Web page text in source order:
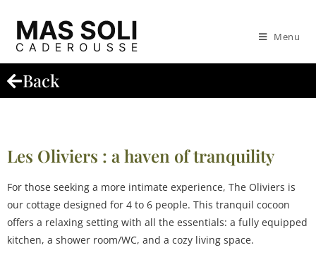
Menu
Back
Les Oliviers : a haven of tranquility
For those seeking a more intimate experience, The Oliviers is
our cottage designed for 4 to 6 people. This tranquil cocoon
offers a relaxing setting with all the essentials: a fully equipped
kitchen, a shower room/WC, and a cozy living space.